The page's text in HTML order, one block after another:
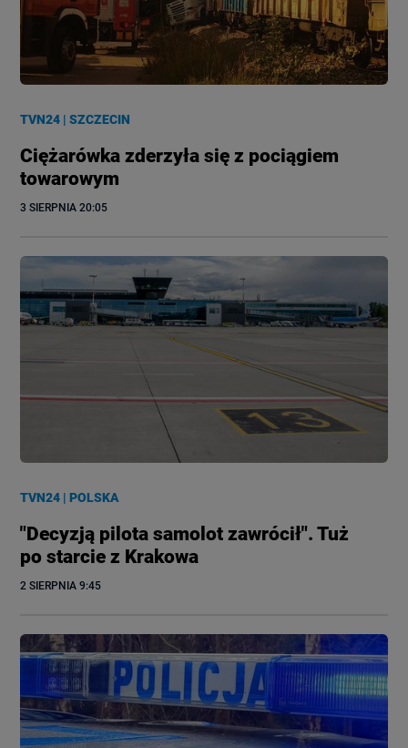
TVN24 |SZCZECIN
Ciężarówka zderzyła się z pociągiem
towarowym
3 SIERPNIA 20:05
TVN24 |POLSKA
"Decyzją pilota samolot zawrócił". Tuż
po starcie z Krakowa
2 SIERPNIA 9:45